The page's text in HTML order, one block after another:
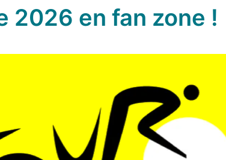
2026 en fan zone !